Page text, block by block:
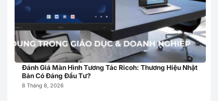
Đánh Giá Màn Hình Tương Tác Ricoh: Thương Hiệu Nhật
Bản Có Đáng Đầu Tư?
8 Tháng 8, 2026